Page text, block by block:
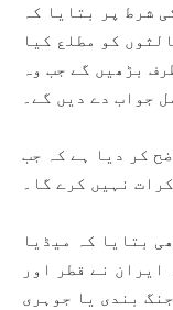
شرط پر بتایا کہ
کو مطلع کیا
بڑھیں گے جب وہ
جواب دے دیں گے۔
کر دیا ہے کہ جب
نہیں کرے گا۔
بتایا کہ میڈیا
نے قطر اور
بندی یا جوہری